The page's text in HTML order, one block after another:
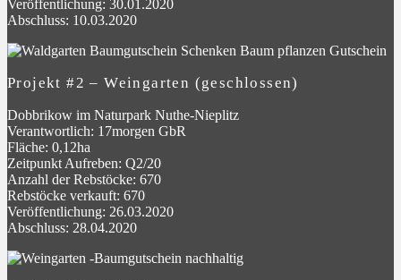
Veröffentlichung: 30.01.2020
Abschluss: 10.03.2020
Projekt #2 – Weingarten (geschlossen)
Dobbrikow im Naturpark Nuthe-Nieplitz
Verantwortlich: 17morgen GbR
Fläche: 0,12ha
Zeitpunkt Aufreben: Q2/20
Anzahl der Rebstöcke: 670
Rebstöcke verkauft: 670
Veröffentlichung: 26.03.2020
Abschluss: 28.04.2020